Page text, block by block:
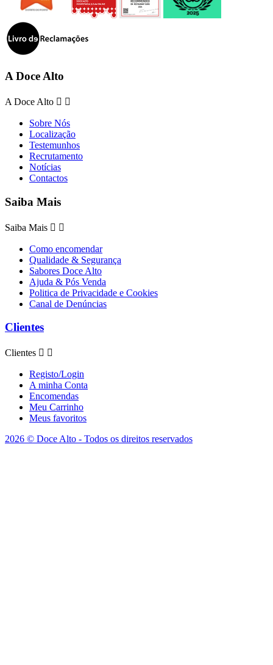
A Doce Alto
A Doce Alto  
Sobre Nós
Localização
Testemunhos
Recrutamento
Notícias
Contactos
Saiba Mais
Saiba Mais  
Como encomendar
Qualidade & Segurança
Sabores Doce Alto
Ajuda & Pós Venda
Politica de Privacidade e Cookies
Canal de Denúncias
Clientes
Clientes  
Registo/Login
A minha Conta
Encomendas
Meu Carrinho
Meus favoritos
2026 © Doce Alto - Todos os direitos reservados